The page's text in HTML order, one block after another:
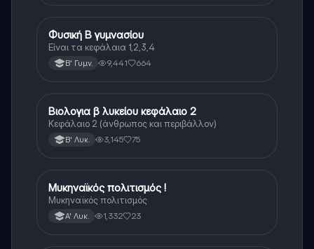
Φυσική
Φυσική Β γυμνασίου
Είναι τα κεφάλαια 1,2,3,4
Β' Γυμν. 9,441 664
Βιολογία
Βιολογια β λυκείου κεφάλαιο 2
Κεφάλαιο 2 (άνθρωπος και περιβάλλον)
Β' Λυκ. 3,145 75
Ιστορία
Μυκηναϊκός πολιτισμός !
Μυκηναϊκός πολιτισμός
Α' Λυκ. 1,332 23